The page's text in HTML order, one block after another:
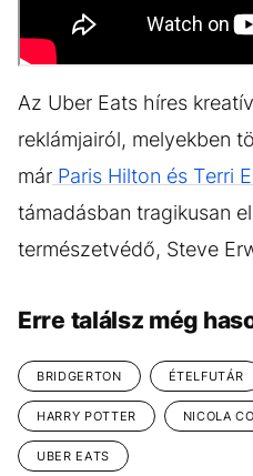
Az Uber Eats híres
reklámjairól, melyekben
már Paris Hilton és Terri
támadásban tragikusan
természetvédő, Steve
Erre találsz még
BRIDGERTON ÉTELFUTÁR
HARRY POTTER NICOLA
UBER EATS